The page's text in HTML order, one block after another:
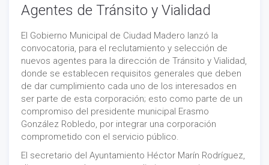
Agentes de Tránsito y Vialidad
El Gobierno Municipal de Ciudad Madero lanzó la
convocatoria, para el reclutamiento y selección de
nuevos agentes para la dirección de Tránsito y Vialidad,
donde se establecen requisitos generales que deben
de dar cumplimiento cada uno de los interesados en
ser parte de esta corporación; esto como parte de un
compromiso del presidente municipal Erasmo
González Robledo, por integrar una corporación
comprometido con el servicio público.
El secretario del Ayuntamiento Héctor Marín Rodríguez,